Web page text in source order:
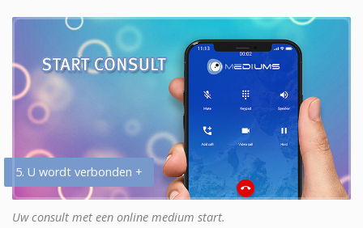
5. U wordt verbonden +
Uw consult met een online medium start.